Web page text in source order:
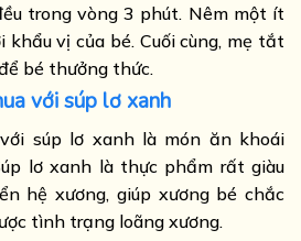
trong vòng 3 phút. Nêm một ít
khẩu vị của bé. Cuối cùng, mẹ tắt
bé thưởng thức.
với súp lơ xanh
súp lơ xanh là món ăn khoái
lơ xanh là thực phẩm rất giàu
hệ xương, giúp xương bé chắc
tình trạng loãng xương.